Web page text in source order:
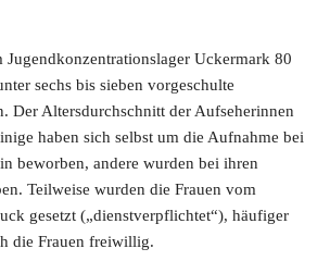
Jugendkonzentrationslager Uckermark 80
sechs bis sieben vorgeschulte
Der Altersdurchschnitt der Aufseherinnen
haben sich selbst um die Aufnahme bei
beworben, andere wurden bei ihren
Teilweise wurden die Frauen vom
gesetzt („dienstverpflichtet“), häufiger
die Frauen freiwillig.